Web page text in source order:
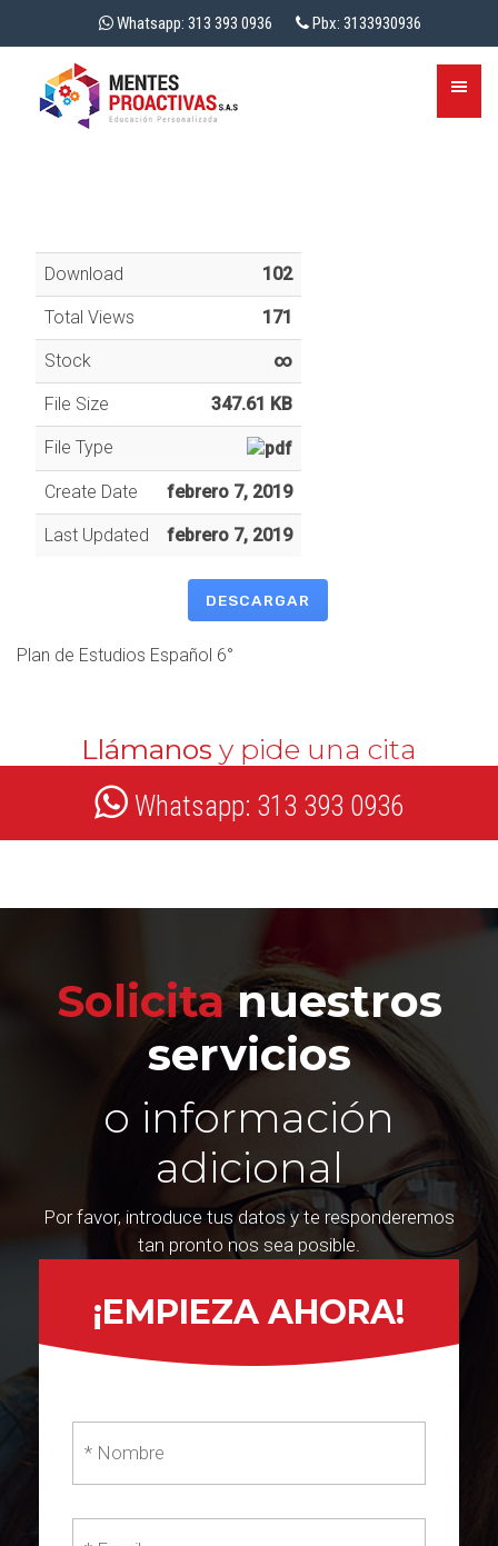
Whatsapp: 313 393 0936 Pbx: 3133930936
Download 102
Total Views 171
Stock ∞
File Size 347.61 KB
File Type
Create Date febrero 7, 2019
Last Updated febrero 7, 2019
DESCARGAR
Plan de Estudios Español 6°
Llámanos y pide una cita
Whatsapp: 313 393 0936
Solicitanuestros
servicios
o información
adicional
Por favor, introduce tus datos y te responderemos
tan pronto nos sea posible.
¡EMPIEZA AHORA!